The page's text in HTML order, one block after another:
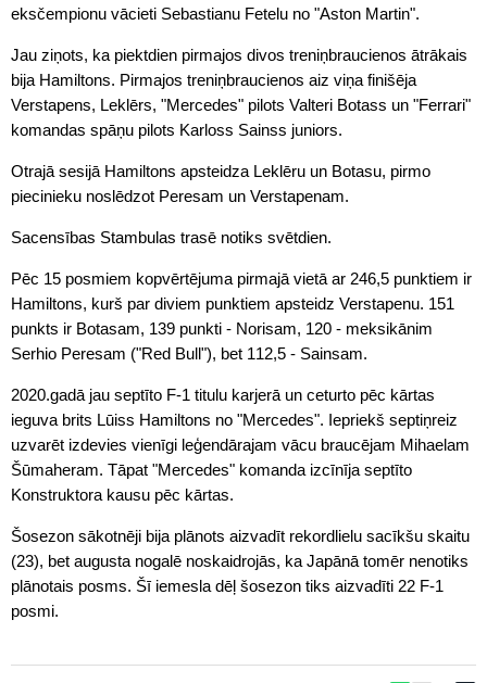
eksčempionu vācieti Sebastianu Fetelu no "Aston Martin".
Jau ziņots, ka piektdien pirmajos divos treniņbraucienos ātrākais
bija Hamiltons. Pirmajos treniņbraucienos aiz viņa finišēja
Verstapens, Leklērs, "Mercedes" pilots Valteri Botass un "Ferrari"
komandas spāņu pilots Karloss Sainss juniors.
Otrajā sesijā Hamiltons apsteidza Leklēru un Botasu, pirmo
piecinieku noslēdzot Peresam un Verstapenam.
Sacensības Stambulas trasē notiks svētdien.
Pēc 15 posmiem kopvērtējuma pirmajā vietā ar 246,5 punktiem ir
Hamiltons, kurš par diviem punktiem apsteidz Verstapenu. 151
punkts ir Botasam, 139 punkti - Norisam, 120 - meksikānim
Serhio Peresam ("Red Bull"), bet 112,5 - Sainsam.
2020.gadā jau septīto F-1 titulu karjerā un ceturto pēc kārtas
ieguva brits Lūiss Hamiltons no "Mercedes". Iepriekš septiņreiz
uzvarēt izdevies vienīgi leģendārajam vācu braucējam Mihaelam
Šūmaheram. Tāpat "Mercedes" komanda izcīnīja septīto
Konstruktora kausu pēc kārtas.
Šosezon sākotnēji bija plānots aizvadīt rekordlielu sacīkšu skaitu
(23), bet augusta nogalē noskaidrojās, ka Japānā tomēr nenotiks
plānotais posms. Šī iemesla dēļ šosezon tiks aizvadīti 22 F-1
posmi.